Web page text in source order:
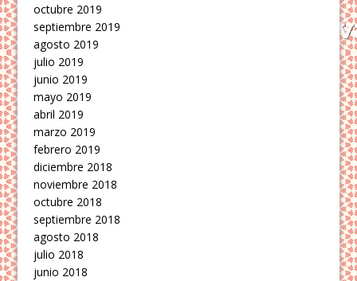
octubre 2019
septiembre 2019
agosto 2019
julio 2019
junio 2019
mayo 2019
abril 2019
marzo 2019
febrero 2019
diciembre 2018
noviembre 2018
octubre 2018
septiembre 2018
agosto 2018
julio 2018
junio 2018